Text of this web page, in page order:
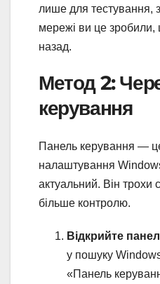
лише для тестування,
мережі ви це зробили,
назад.
Метод 2:
керування
Панель керування —
налаштування
актуальний. Він трохи
більше контролю.
Відкрийте
у пошуку
«Панель